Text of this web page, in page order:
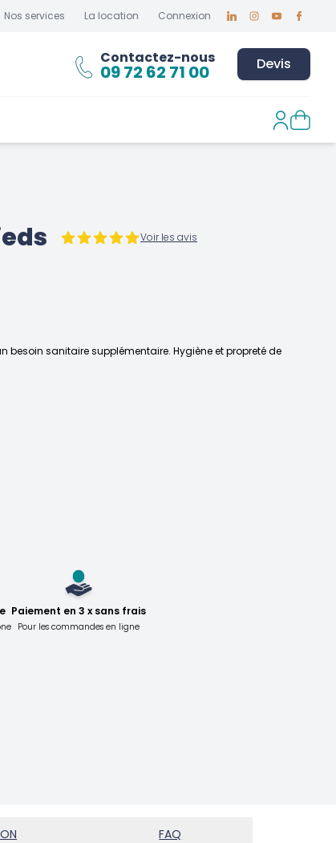
Nos services La location Connexion LinkedinInstagram
Youtube
Contactez-nous
09 72 62 71 00 Devis
Voir les avis
besoin sanitaire supplémentaire. Hygiène et propreté de
Paiement en 3 x sans frais
Pour les commandes en ligne
FAQ